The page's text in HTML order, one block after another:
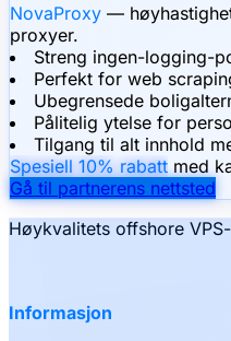
NovaProxy —
proxyer.
Streng ingen-logging-
Perfekt for web
Ubegrensede
Pålitelig ytelse for
Tilgang til alt innhold
Spesiell 10% rabatt med
Gå til partnerens nettsted
Høykvalitets offshore
Informasjon